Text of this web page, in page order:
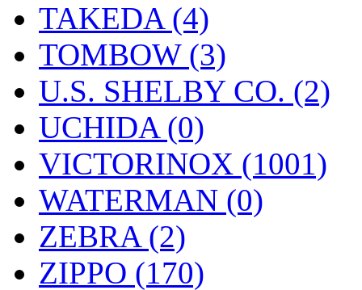
TAKEDA (4)
TOMBOW (3)
U.S. SHELBY CO. (2)
UCHIDA (0)
VICTORINOX (1001)
WATERMAN (0)
ZEBRA (2)
ZIPPO (170)